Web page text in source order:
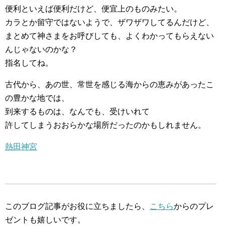
便利といえば便利だけど、便宜上のものみたい。
カラとか留守ではないようで、ザワザワしてるんだけど、
まとめて神さまをお呼びしても、よくわかってもらえない
んじゃないのかな？
指名してね。
古代から、あの世、常世を感じる海からの恵みがあったこ
の豊かな地では、
到来するものは、なんでも、受けいれて
許してしまうおおらかな場所だったのかもしれません。
熱田神宮
このブログ記事がお役に立ちましたら、 こちらからのプレ
ゼントも嬉しいです。